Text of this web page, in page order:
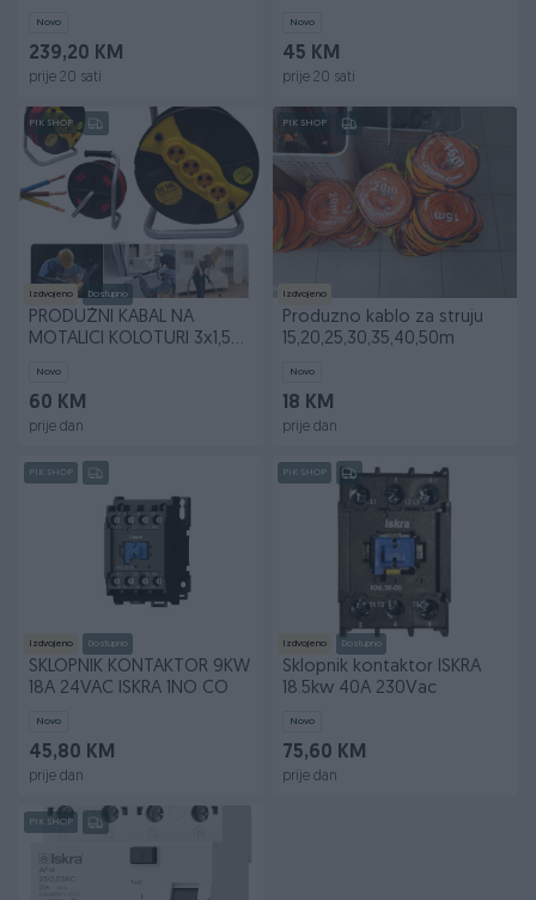
Novo
239,20 KM
prije 20 sati
Novo
45 KM
prije 20 sati
PIK SHOP
Izdvojeno Dostupno
PRODUŽNI KABAL NA
MOTALICI KOLOTURI 3x1,5
Novo
60 KM
prije dan
PIK SHOP
Izdvojeno
Produzno kablo za struju
15,20,25,30,35,40,50m
Novo
18 KM
prije dan
PIK SHOP
Izdvojeno Dostupno
SKLOPNIK KONTAKTOR 9KW
18A 24VAC ISKRA 1NO CO
Novo
45,80 KM
prije dan
PIK SHOP
Izdvojeno Dostupno
Sklopnik kontaktor ISKRA
18.5kw 40A 230Vac
Novo
75,60 KM
prije dan
PIK SHOP